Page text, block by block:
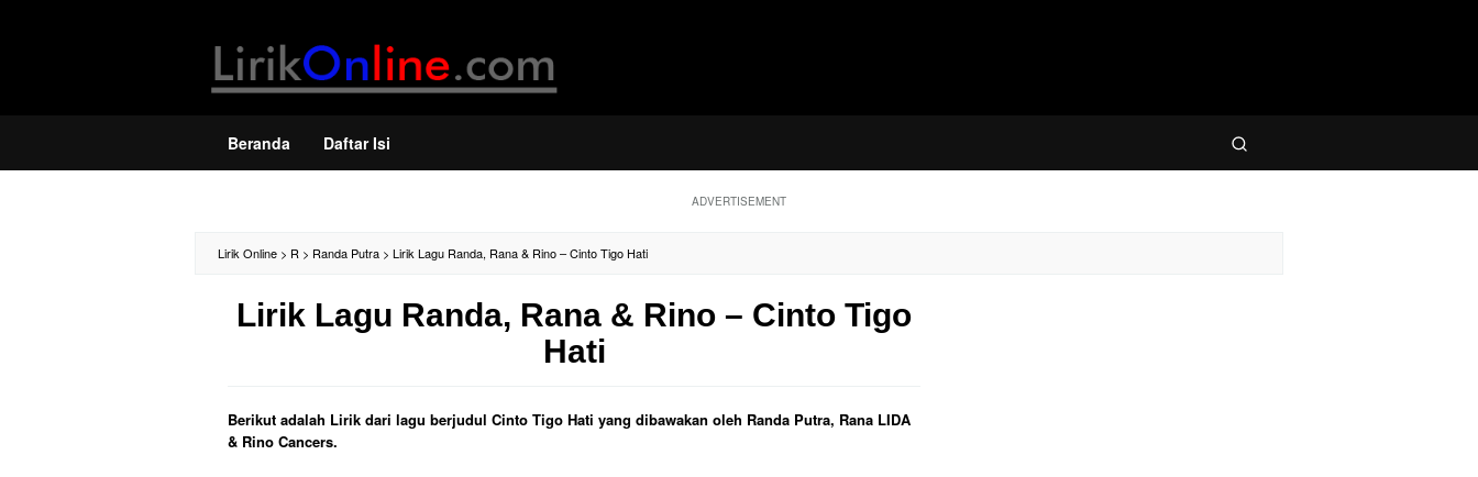
Beranda Daftar Isi
ADVERTISEMENT
Lirik Online > R > Randa Putra > Lirik Lagu Randa, Rana & Rino – Cinto Tigo Hati
Lirik Lagu Randa, Rana & Rino – Cinto Tigo
Hati
Berikut adalah Lirik dari lagu berjudul Cinto Tigo Hati yang dibawakan oleh Randa Putra, Rana LIDA
& Rino Cancers.